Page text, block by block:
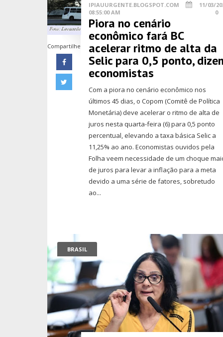
Compartilhe
IPIAUURGENTE.BLOGSPOT.COM
11/03/
08:55:00 AM
0
Piora no cenário
econômico fará BC
acelerar ritmo de alta da
Selic para 0,5 ponto,
economistas
Com a piora no cenário econômico nos
últimos 45 dias, o Copom (Comitê de Política
Monetária) deve acelerar o ritmo de alta de
juros nesta quarta-feira (6) para 0,5 ponto
percentual, elevando a taxa básica Selic a
11,25% ao ano. Economistas ouvidos pela
Folha veem necessidade de um choque
de juros para levar a inflação para a meta
devido a uma série de fatores, sobretudo
ao...
BRASIL